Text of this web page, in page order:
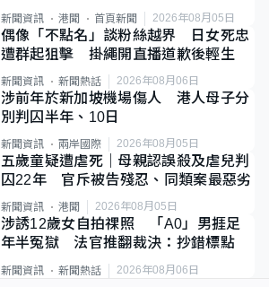
類案最惡劣
新聞資訊 港聞 首頁新聞 2026年08月05日
偶像「不點名」談粉絲越界 日女死忠
遭群起狙擊 掛繩開直播道歉後輕生
新聞資訊 新聞熱話 2026年08月06日
涉前年於新加坡機場傷人 港人母子分
別判囚半年、10日
新聞資訊 兩岸國際 2026年08月05日
五歲童疑遭虐死｜母親認誤殺及虐兒判
囚22年 官斥被告殘忍、同類案最惡劣
新聞資訊 港聞 2026年08月05日
涉誘12歲女自拍祼照 「A0」男捱足
年半冤獄 法官推翻裁決：抄錯標點
新聞資訊 新聞熱話 2026年08月06日